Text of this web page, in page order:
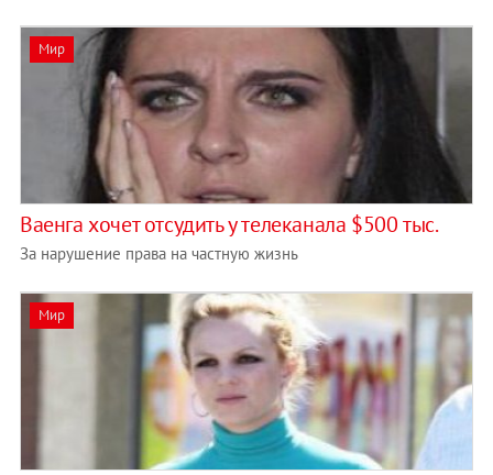
Мир
Ваенга хочет отсудить у телеканала $500 тыс.
За нарушение права на частную жизнь
Мир